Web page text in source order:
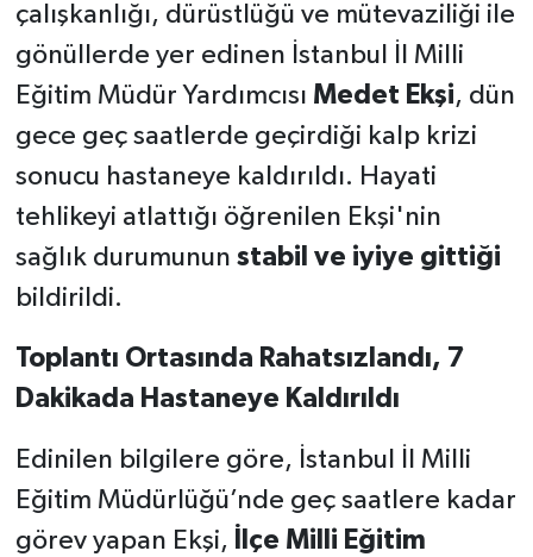
çalışkanlığı, dürüstlüğü ve mütevaziliği ile
gönüllerde yer edinen İstanbul İl Milli
Eğitim Müdür Yardımcısı Medet Ekşi, dün
gece geç saatlerde geçirdiği kalp krizi
sonucu hastaneye kaldırıldı. Hayati
tehlikeyi atlattığı öğrenilen Ekşi'nin
sağlık durumunun stabil ve iyiye gittiği
bildirildi.
Toplantı Ortasında Rahatsızlandı, 7
Dakikada Hastaneye Kaldırıldı
Edinilen bilgilere göre, İstanbul İl Milli
Eğitim Müdürlüğü’nde geç saatlere kadar
görev yapan Ekşi,
İlçe Milli Eğitim